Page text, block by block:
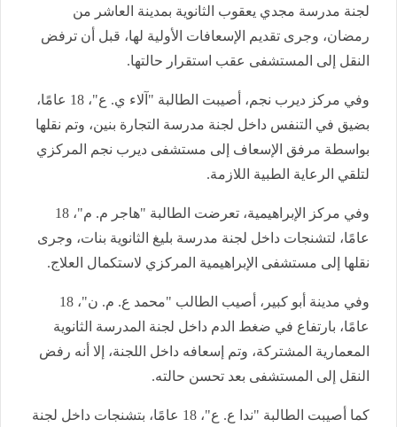
لجنة مدرسة مجدي يعقوب الثانوية بمدينة العاشر من
رمضان، وجرى تقديم الإسعافات الأولية لها، قبل أن ترفض
النقل إلى المستشفى عقب استقرار حالتها.
وفي مركز ديرب نجم، أصيبت الطالبة "آلاء ي. ع"، 18 عامًا،
بضيق في التنفس داخل لجنة مدرسة التجارة بنين، وتم نقلها
بواسطة مرفق الإسعاف إلى مستشفى ديرب نجم المركزي
لتلقي الرعاية الطبية اللازمة.
وفي مركز الإبراهيمية، تعرضت الطالبة "هاجر م. م"، 18
عامًا، لتشنجات داخل لجنة مدرسة بليغ الثانوية بنات، وجرى
نقلها إلى مستشفى الإبراهيمية المركزي لاستكمال العلاج.
وفي مدينة أبو كبير، أصيب الطالب "محمد ع. م. ن"، 18
عامًا، بارتفاع في ضغط الدم داخل لجنة المدرسة الثانوية
المعمارية المشتركة، وتم إسعافه داخل اللجنة، إلا أنه رفض
النقل إلى المستشفى بعد تحسن حالته.
كما أصيبت الطالبة "ندا ع. ع"، 18 عامًا، بتشنجات داخل لجنة